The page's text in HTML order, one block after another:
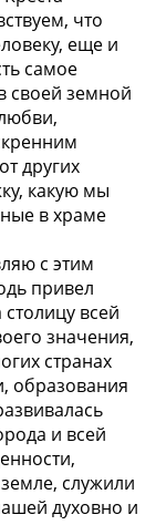
что
еще и
самое
своей земной
других
какую мы
в храме
с этим
привел
всей
значения,
странах
образования
и всей
служили
духовно и